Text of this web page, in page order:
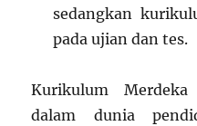
sedangkan
pada ujian dan tes.
Kurikulum
dalam dunia